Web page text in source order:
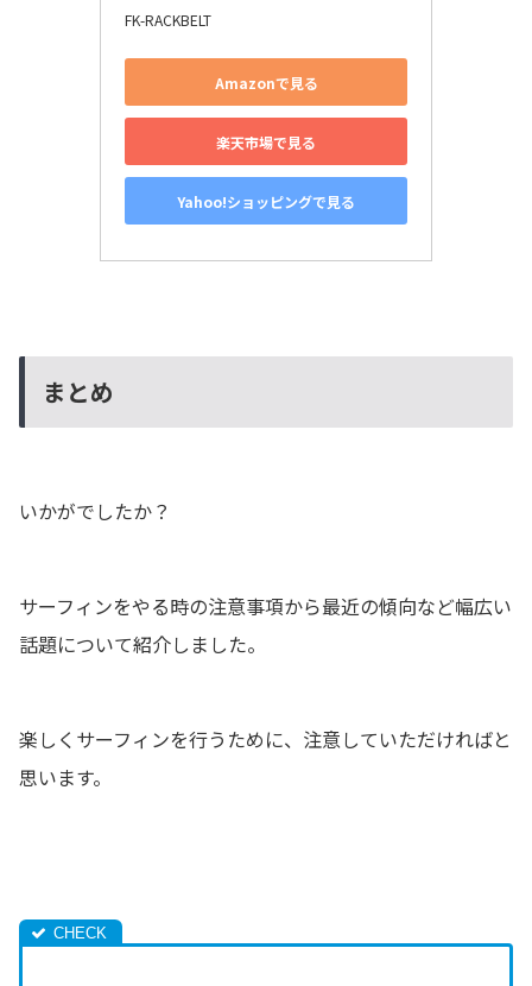
FK-RACKBELT
Amazonで見る
楽天市場で見る
Yahoo!ショッピングで見る
まとめ
いかがでしたか？
サーフィンをやる時の注意事項から最近の傾向など幅広い
話題について紹介しました。
楽しくサーフィンを行うために、注意していただければと
思います。